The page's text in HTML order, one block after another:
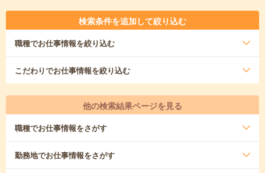
検索条件を追加して絞り込む
職種でお仕事情報を絞り込む
こだわりでお仕事情報を絞り込む
他の検索結果ページを見る
職種でお仕事情報をさがす
勤務地でお仕事情報をさがす